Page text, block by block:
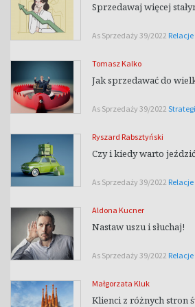
Sprzedawaj więcej
As Sprzedaży 39/2022
Tomasz Kalko
Jak sprzedawać do
As Sprzedaży 39/2022
Ryszard Rabsztyński
Czy i kiedy warto
As Sprzedaży 39/2022
Aldona Kucner
Nastaw uszu i słuchaj!
As Sprzedaży 39/2022
Małgorzata Kluk
Klienci z różnych stron